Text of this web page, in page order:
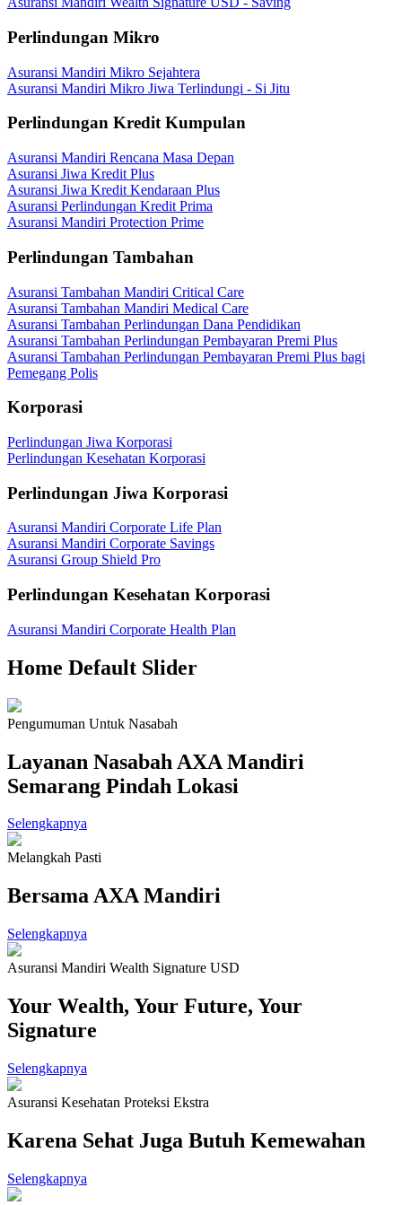
Perlindungan Mikro
Asuransi Mandiri Mikro Sejahtera
Asuransi Mandiri Mikro Jiwa Terlindungi - Si Jitu
Perlindungan Kredit Kumpulan
Asuransi Mandiri Rencana Masa Depan
Asuransi Jiwa Kredit Plus
Asuransi Jiwa Kredit Kendaraan Plus
Asuransi Perlindungan Kredit Prima
Asuransi Mandiri Protection Prime
Perlindungan Tambahan
Asuransi Tambahan Mandiri Critical Care
Asuransi Tambahan Mandiri Medical Care
Asuransi Tambahan Perlindungan Dana Pendidikan
Asuransi Tambahan Perlindungan Pembayaran Premi Plus
Asuransi Tambahan Perlindungan Pembayaran Premi Plus bagi
Pemegang Polis
Korporasi
Perlindungan Jiwa Korporasi
Perlindungan Kesehatan Korporasi
Perlindungan Jiwa Korporasi
Asuransi Mandiri Corporate Life Plan
Asuransi Mandiri Corporate Savings
Asuransi Group Shield Pro
Perlindungan Kesehatan Korporasi
Asuransi Mandiri Corporate Health Plan
Home Default Slider
Pengumuman Untuk Nasabah
Layanan Nasabah AXA Mandiri
Semarang Pindah Lokasi
Selengkapnya
Melangkah Pasti
Bersama AXA Mandiri
Selengkapnya
Asuransi Mandiri Wealth Signature USD
Your Wealth, Your Future, Your
Signature
Selengkapnya
Asuransi Kesehatan Proteksi Ekstra
Karena Sehat Juga Butuh Kemewahan
Selengkapnya